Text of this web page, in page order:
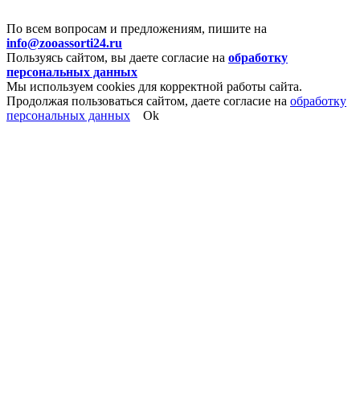
По всем вопросам и предложениям, пишите на
info@zooassorti24.ru
Пользуясь сайтом, вы даете согласие на обработку
персональных данных
Мы используем cookies для корректной работы сайта.
Продолжая пользоваться сайтом, даете согласие на обработку
персональных данных
Ok